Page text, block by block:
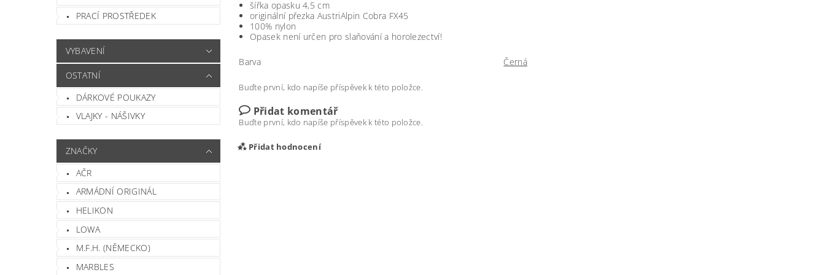
PRACÍ PROSTŘEDEK
VYBAVENÍ
OSTATNÍ
DÁRKOVÉ POUKAZY
VLAJKY - NÁŠIVKY
ZNAČKY
AČR
ARMÁDNÍ ORIGINÁL
HELIKON
LOWA
M.F.H. (NĚMECKO)
MARBLES
šířka opasku 4,5 cm
originální přezka AustriAlpin Cobra FX45
100% nylon
Opasek není určen pro slaňování a horolezectví!
Barva Černá
Buďte první, kdo napíše příspěvek k této položce.
Přidat komentář
Buďte první, kdo napíše příspěvek k této položce.
Přidat hodnocení